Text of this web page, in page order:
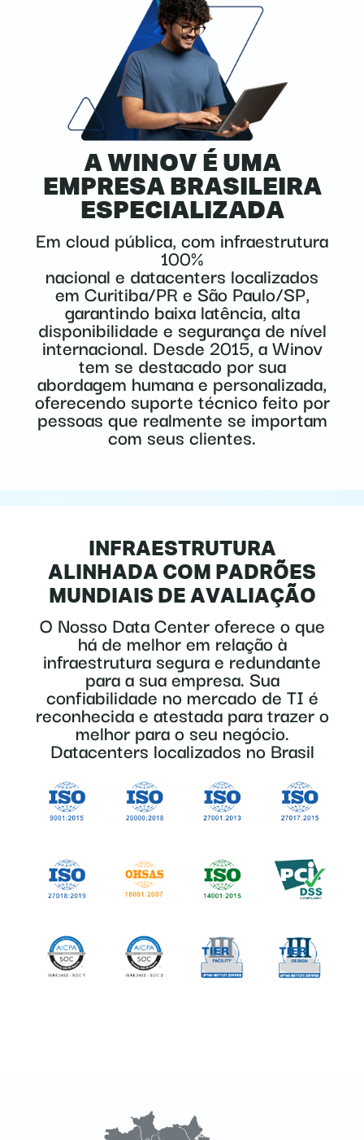
A WINOV É UMA
EMPRESA BRASILEIRA
ESPECIALIZADA
Em cloud pública, com infraestrutura
100%
nacional e datacenters localizados
em Curitiba/PR e São Paulo/SP,
garantindo baixa latência, alta
disponibilidade e segurança de nível
internacional. Desde 2015, a Winov
tem se destacado por sua
abordagem humana e personalizada,
oferecendo suporte técnico feito por
pessoas que realmente se importam
com seus clientes.
INFRAESTRUTURA
ALINHADA COM PADRÕES
MUNDIAIS DE AVALIAÇÃO
O Nosso Data Center oferece o que
há de melhor em relação à
infraestrutura segura e redundante
para a sua empresa. Sua
confiabilidade no mercado de TI é
reconhecida e atestada para trazer o
melhor para o seu negócio.
Datacenters localizados no Brasil